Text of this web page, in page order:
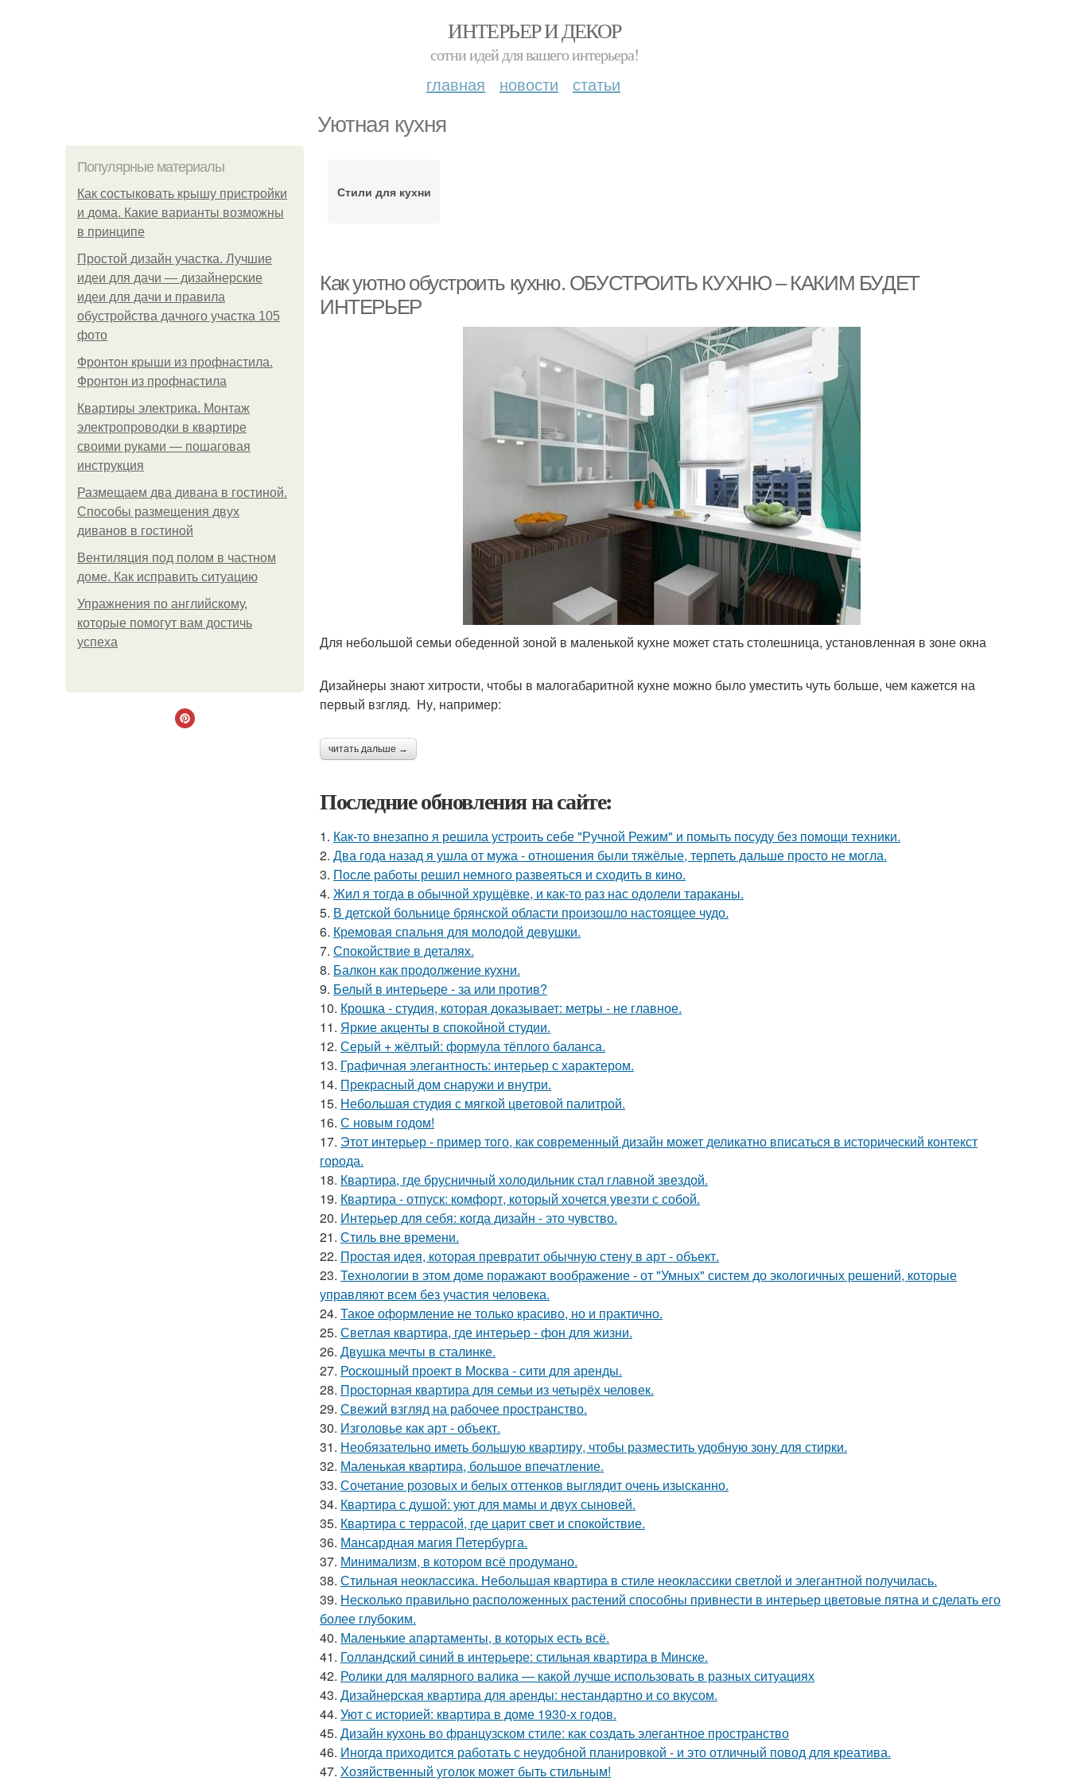
ИНТЕРЬЕР И ДЕКОР
сотни идей для вашего интерьера!
главная новости статьи
Уютная кухня
Популярные материалы
Как состыковать крышу пристройки
и дома. Какие варианты возможны
в принципе
Простой дизайн участка. Лучшие
идеи для дачи — дизайнерские
идеи для дачи и правила
обустройства дачного участка 105
фото
Фронтон крыши из профнастила.
Фронтон из профнастила
Квартиры электрика. Монтаж
электропроводки в квартире
своими руками — пошаговая
инструкция
Размещаем два дивана в гостиной.
Способы размещения двух
диванов в гостиной
Вентиляция под полом в частном
доме. Как исправить ситуацию
Упражнения по английскому,
которые помогут вам достичь
успеха
Стили для кухни
Как уютно обустроить кухню. ОБУСТРОИТЬ КУХНЮ – КАКИМ БУДЕТ
ИНТЕРЬЕР
Для небольшой семьи обеденной зоной в маленькой кухне может стать столешница, установленная в зоне окна
Дизайнеры знают хитрости, чтобы в малогабаритной кухне можно было уместить чуть больше, чем кажется на
первый взгляд. Ну, например:
читать дальше →
Последние обновления на сайте:
1. Как-то внезапно я решила устроить себе "Ручной Режим" и помыть посуду без помощи техники.
2. Два года назад я ушла от мужа - отношения были тяжёлые, терпеть дальше просто не могла.
3. После работы решил немного развеяться и сходить в кино.
4. Жил я тогда в обычной хрущёвке, и как-то раз нас одолели тараканы.
5. В детской больнице брянской области произошло настоящее чудо.
6. Кремовая спальня для молодой девушки.
7. Спокойствие в деталях.
8. Балкон как продолжение кухни.
9. Белый в интерьере - за или против?
10. Крошка - студия, которая доказывает: метры - не главное.
11. Яркие акценты в спокойной студии.
12. Серый + жёлтый: формула тёплого баланса.
13. Графичная элегантность: интерьер с характером.
14. Прекрасный дом снаружи и внутри.
15. Небольшая студия с мягкой цветовой палитрой.
16. С новым годом!
17. Этот интерьер - пример того, как современный дизайн может деликатно вписаться в исторический контекст
города.
18. Квартира, где брусничный холодильник стал главной звездой.
19. Квартира - отпуск: комфорт, который хочется увезти с собой.
20. Интерьер для себя: когда дизайн - это чувство.
21. Стиль вне времени.
22. Простая идея, которая превратит обычную стену в арт - объект.
23. Технологии в этом доме поражают воображение - от "Умных" систем до экологичных решений, которые
управляют всем без участия человека.
24. Такое оформление не только красиво, но и практично.
25. Светлая квартира, где интерьер - фон для жизни.
26. Двушка мечты в сталинке.
27. Роскошный проект в Москва - сити для аренды.
28. Просторная квартира для семьи из четырёх человек.
29. Свежий взгляд на рабочее пространство.
30. Изголовье как арт - объект.
31. Необязательно иметь большую квартиру, чтобы разместить удобную зону для стирки.
32. Маленькая квартира, большое впечатление.
33. Сочетание розовых и белых оттенков выглядит очень изысканно.
34. Квартира с душой: уют для мамы и двух сыновей.
35. Квартира с террасой, где царит свет и спокойствие.
36. Мансардная магия Петербурга.
37. Минимализм, в котором всё продумано.
38. Стильная неоклассика. Небольшая квартира в стиле неоклассики светлой и элегантной получилась.
39. Несколько правильно расположенных растений способны привнести в интерьер цветовые пятна и сделать его
более глубоким.
40. Маленькие апартаменты, в которых есть всё.
41. Голландский синий в интерьере: стильная квартира в Минске.
42. Ролики для малярного валика — какой лучше использовать в разных ситуациях
43. Дизайнерская квартира для аренды: нестандартно и со вкусом.
44. Уют с историей: квартира в доме 1930-х годов.
45. Дизайн кухонь во французском стиле: как создать элегантное пространство
46. Иногда приходится работать с неудобной планировкой - и это отличный повод для креатива.
47. Хозяйственный уголок может быть стильным!